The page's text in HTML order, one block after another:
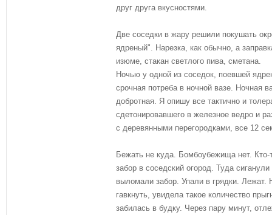
друг друга вкусностями.
Две соседки в жару решили покушать
ядреный". Нарезка, как обычно, а
изюме, стакан светлого пива, сметана.
Ночью у одной из соседок, поевшей
срочная потреба в ночной вазе. Ночная
добротная. Я опишу все тактично и
сдетонировавшего в железное ведро и
с деревянными перегородками, все 12
Бежать не куда. Бомбоубежища нет. Кто-
забор в соседский огород. Туда
выломали забор. Упали в грядки.
гавкнуть, увидела такое количество
забилась в будку. Через пару минут,